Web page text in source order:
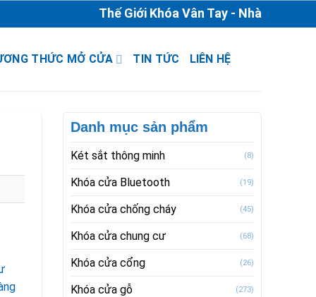
Thế Giới Khóa Vân Tay - Nhà Phân Phối
THỨC MỞ CỬA TIN TỨC LIÊN HỆ
Danh mục sản phẩm
Két sắt thông minh (8)
Khóa cửa Bluetooth (19)
Khóa cửa chống cháy (45)
Khóa cửa chung cư (68)
Khóa cửa cổng (26)
Khóa cửa gỗ (273)